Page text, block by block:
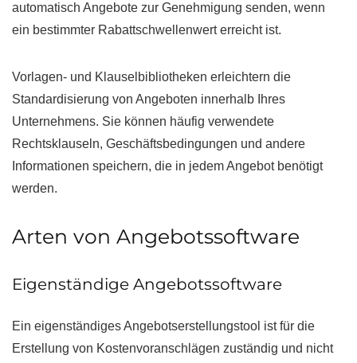
automatisch Angebote zur Genehmigung senden, wenn
ein bestimmter Rabattschwellenwert erreicht ist.
Vorlagen- und Klauselbibliotheken erleichtern die
Standardisierung von Angeboten innerhalb Ihres
Unternehmens. Sie können häufig verwendete
Rechtsklauseln, Geschäftsbedingungen und andere
Informationen speichern, die in jedem Angebot benötigt
werden.
Arten von Angebotssoftware
Eigenständige Angebotssoftware
Ein eigenständiges Angebotserstellungstool ist für die
Erstellung von Kostenvoranschlägen zuständig und nicht